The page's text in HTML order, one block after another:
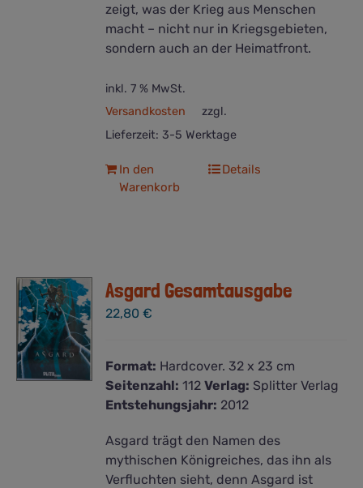
zeigt, was der Krieg aus Menschen
macht – nicht nur in Kriegsgebieten,
sondern auch an der Heimatfront.
inkl. 7 % MwSt.
zzgl.
Versandkosten
Lieferzeit: 3-5 Werktage
In den
Warenkorb
Details
Asgard Gesamtausgabe
22,80€
Format: Hardcover. 32 x 23 cm
Seitenzahl: 112Verlag: Splitter Verlag
Entstehungsjahr: 2012
Asgard trägt den Namen des
mythischen Königreiches, das ihn als
Verfluchten sieht, denn Asgard ist